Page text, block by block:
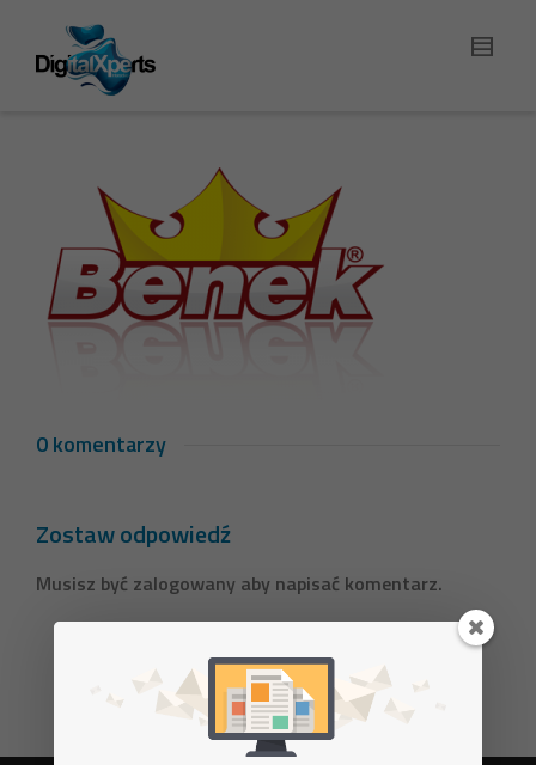
0 komentarzy
Zostaw odpowiedź
Musisz być zalogowany aby napisać komentarz.